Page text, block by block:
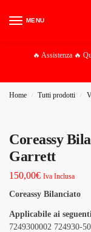
MENU
🔥 Assistenza 🔥
Home / Tutti prodotti /
Coreassy
Garrett
150,00€ Iva Inclusa
Coreassy Bilanciato
Applicabile ai
7249300002 724930-